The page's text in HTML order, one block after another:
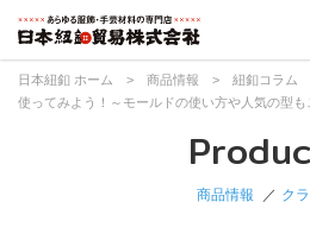
日本紐釦 ホーム > 商品情報 > 紐釦コラム
使ってみよう！～モールドの使い方や人気の型も
商品情報 ク